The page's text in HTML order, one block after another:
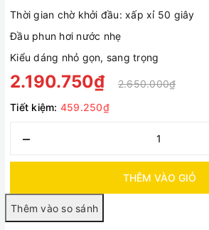
Thời gian chờ khởi đầu: xấp xỉ 50 giây
Đầu phun hơi nước nhẹ
Kiểu dáng nhỏ gọn, sang trọng
2.190.750₫
2.650.000₫
Tiết kiệm: 459.250₫
–
THÊM VÀO GIỎ